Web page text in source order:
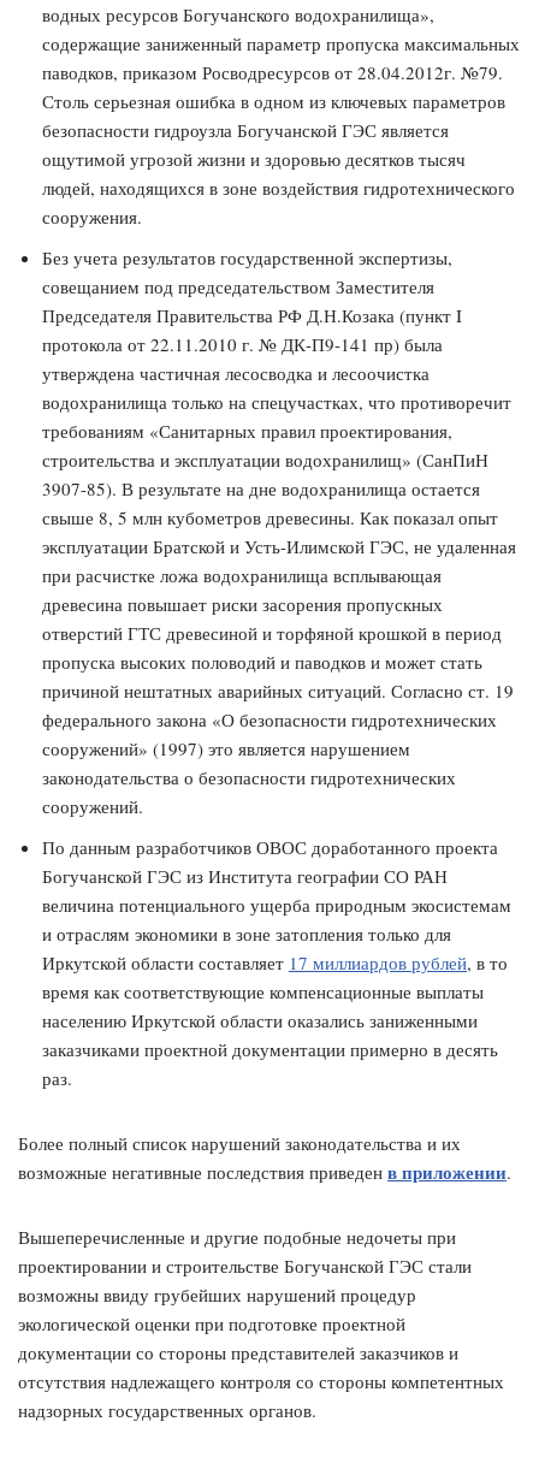
водных ресурсов Богучанского водохранилища»,
содержащие заниженный параметр пропуска максимальных
паводков, приказом Росводресурсов от 28.04.2012г. №79.
Столь серьезная ошибка в одном из ключевых параметров
безопасности гидроузла Богучанской ГЭС является
ощутимой угрозой жизни и здоровью десятков тысяч
людей, находящихся в зоне воздействия гидротехнического
сооружения.
Без учета результатов государственной экспертизы,
совещанием под председательством Заместителя
Председателя Правительства РФ Д.Н.Козака (пункт I
протокола от 22.11.2010 г. № ДК-П9-141 пр) была
утверждена частичная лесосводка и лесоочистка
водохранилища только на спецучастках, что противоречит
требованиям «Санитарных правил проектирования,
строительства и эксплуатации водохранилищ» (СанПиН
3907-85). В результате на дне водохранилища остается
свыше 8, 5 млн кубометров древесины. Как показал опыт
эксплуатации Братской и Усть-Илимской ГЭС, не удаленная
при расчистке ложа водохранилища всплывающая
древесина повышает риски засорения пропускных
отверстий ГТС древесиной и торфяной крошкой в период
пропуска высоких половодий и паводков и может стать
причиной нештатных аварийных ситуаций. Согласно ст. 19
федерального закона «О безопасности гидротехнических
сооружений» (1997) это является нарушением
законодательства о безопасности гидротехнических
сооружений.
По данным разработчиков ОВОС доработанного проекта
Богучанской ГЭС из Института географии СО РАН
величина потенциального ущерба природным экосистемам
и отраслям экономики в зоне затопления только для
Иркутской области составляет 17 миллиардов рублей, в то
время как соответствующие компенсационные выплаты
населению Иркутской области оказались заниженными
заказчиками проектной документации примерно в десять
раз.
Более полный список нарушений законодательства и их
возможные негативные последствия приведен в приложении.
Вышеперечисленные и другие подобные недочеты при
проектировании и строительстве Богучанской ГЭС стали
возможны ввиду грубейших нарушений процедур
экологической оценки при подготовке проектной
документации со стороны представителей заказчиков и
отсутствия надлежащего контроля со стороны компетентных
надзорных государственных органов.